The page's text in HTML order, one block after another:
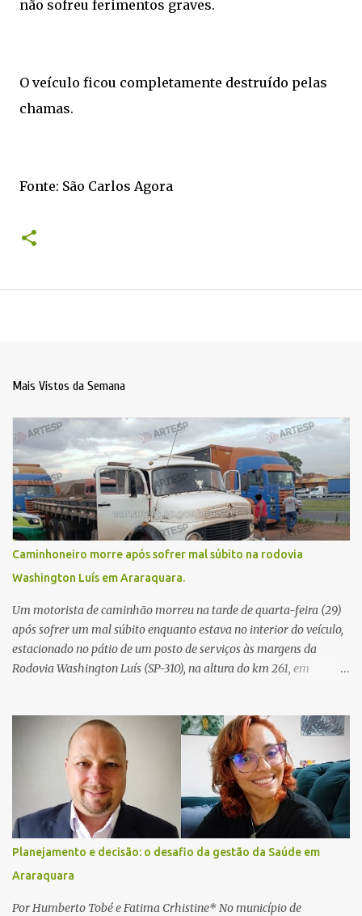
não sofreu ferimentos graves.
O veículo ficou completamente destruído pelas
chamas.
Fonte: São Carlos Agora
Mais Vistos da Semana
Caminhoneiro morre após sofrer mal súbito na rodovia
Washington Luís em Araraquara.
Um motorista de caminhão morreu na tarde de quarta-feira (29)
após sofrer um mal súbito enquanto estava no interior do veículo,
estacionado no pátio de um posto de serviços às margens da
Rodovia Washington Luís (SP-310), na altura do km 261, em
relatos de que havia um condutor inconsciente dentro de um
caminhão. Equipes de resgate foram rapidamente deslocadas ao
local e encontraram a vítima em parada cardiorrespiratória. Os
socorristas iniciaram imediatamente as manobras de reanimação
cardiopulmonar (RCP), porém, apesar de todos os esforços, o
motorista não respondeu aos procedimentos. Às 17h03, médicos
da Unidade de Suporte Avançado constataram o óbito da vítima.
Fonte: São Carlos Agora
Planejamento e decisão: o desafio da gestão da Saúde em
Araraquara
Por Humberto Tobé e Fatima Crhistine* No município de